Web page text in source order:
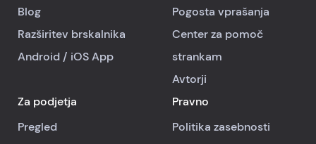
Blog
Razširitev brskalnika
Android / iOSApp
Pogosta vprašanja
Center za pomoč
strankam
Avtorji
Za podjetja
Pregled
Pravno
Politika zasebnosti